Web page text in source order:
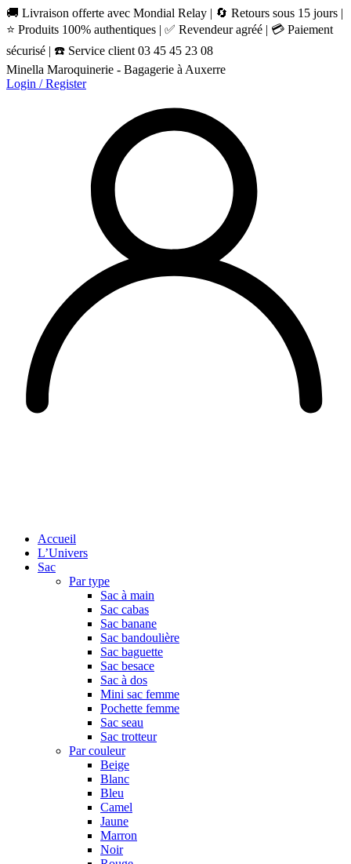
🚚 Livraison offerte avec Mondial Relay | 🔄 Retours sous 15 jours |
⭐ Produits 100% authentiques | ✅ Revendeur agréé | 💳 Paiement
sécurisé | ☎️ Service client 03 45 45 23 08
Minella Maroquinerie - Bagagerie à Auxerre
Login / Register
Accueil
L’Univers
Sac
Par type
Sac à main
Sac cabas
Sac banane
Sac bandoulière
Sac baguette
Sac besace
Sac à dos
Mini sac femme
Pochette femme
Sac seau
Sac trotteur
Par couleur
Beige
Blanc
Bleu
Camel
Jaune
Marron
Noir